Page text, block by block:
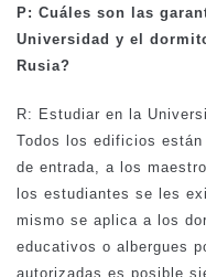
P: Cuáles son las
Universidad y el
Rusia?
R: Estudiar en la
Todos los edificios
de entrada, a los
los estudiantes se les
mismo se aplica a los
educativos o albergues
autorizadas es posible